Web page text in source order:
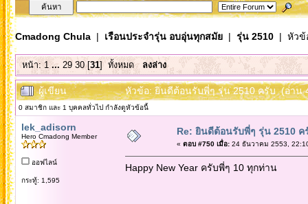
Cmadong Chula| เรือนประจำรุ่น อบอุ่นทุกสมัย| รุ่น 2510| หัวข้
หน้า:1 ... 29 30[31] ทั้งหมด ลงล่าง
ผู้เขียน หัวข้อ: ยินดีต้อนรับพี่ๆ รุ่น 2510 ครับ (อ่าน
0 สมาชิก และ 1 บุคคลทั่วไป กำลังดูหัวข้อนี้
lek_adisorn
Hero Cmadong Member
ออฟไลน์
กระทู้: 1,595
Re: ยินดีต้อนรับพี่ๆ รุ่น 2510 ค
« ตอบ #750 เมื่อ:24 ธันวาคม 2553,
Happy New Year ครับพี่ๆ 10 ทุกท่าน